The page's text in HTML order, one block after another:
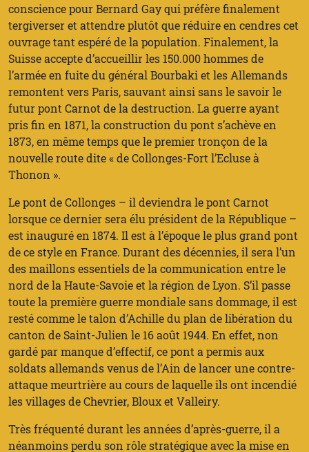
conscience pour Bernard Gay qui préfère finalement
tergiverser et attendre plutôt que réduire en cendres cet
ouvrage tant espéré de la population. Finalement, la
Suisse accepte d’accueillir les 150.000 hommes de
l’armée en fuite du général Bourbaki et les Allemands
remontent vers Paris, sauvant ainsi sans le savoir le
futur pont Carnot de la destruction. La guerre ayant
pris fin en 1871, la construction du pont s’achève en
1873, en même temps que le premier tronçon de la
nouvelle route dite « de Collonges-Fort l’Ecluse à
Thonon ».
Le pont de Collonges – il deviendra le pont Carnot
lorsque ce dernier sera élu président de la République –
est inauguré en 1874. Il est à l’époque le plus grand pont
de ce style en France. Durant des décennies, il sera l’un
des maillons essentiels de la communication entre le
nord de la Haute-Savoie et la région de Lyon. S’il passe
toute la première guerre mondiale sans dommage, il est
resté comme le talon d’Achille du plan de libération du
canton de Saint-Julien le 16 août 1944. En effet, non
gardé par manque d’effectif, ce pont a permis aux
soldats allemands venus de l’Ain de lancer une contre-
attaque meurtrière au cours de laquelle ils ont incendié
les villages de Chevrier, Bloux et Valleiry.
Très fréquenté durant les années d’après-guerre, il a
néanmoins perdu son rôle stratégique avec la mise en